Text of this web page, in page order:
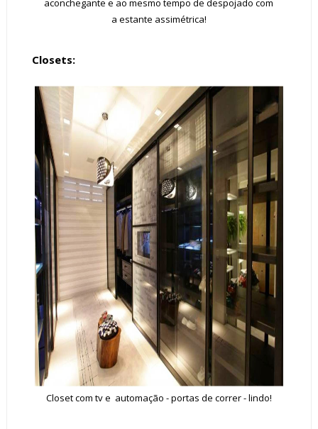
aconchegante e ao mesmo tempo de despojado com
a estante assimétrica!
Closets:
Closet com tv e automação - portas de correr - lindo!